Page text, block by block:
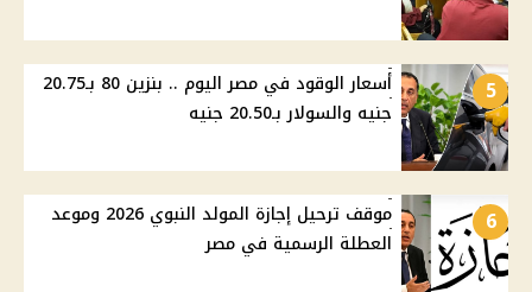
5
أسعار الوقود في مصر اليوم .. بنزين 80 بـ20.75
جنيه والسولار بـ20.50 جنيه
6
موقف ترحيل إجازة المولد النبوي 2026 وموعد
العطلة الرسمية في مصر